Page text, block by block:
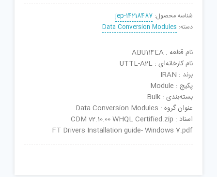
شناسه محصول: jep-14218487
دسته: Data Conversion Modules
نام قطعه : ABU114EA
نام کارخانه‌ای : UTTL-A2L
برند : IRAN
پکیج : Module
بسته‌بندی : Bulk
عنوان گروه : Data Conversion Modules
اسناد : CDM v2.10.00 WHQL Certified.zip
FT Drivers Installation guide- Windows 7.pdf